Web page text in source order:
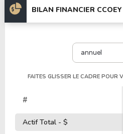
BILAN FINANCIER CCOEY
annuel
FAITES GLISSER LE CADRE POUR
#
Actif Total - $